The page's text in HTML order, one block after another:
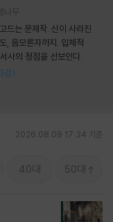
나무
드는 문제작. 신이 사라진
, 음모론자까지. 입체적
사의 정점을 선보인다.
감)
2026.08.09 17:34 기준
40대 50대